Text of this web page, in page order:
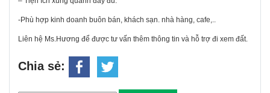
-Phù hợp kinh doanh buôn bán, khách sạn. nhà hàng, cafe,..
Liên hệ Ms.Hương để được tư vấn thêm thông tin và hỗ trợ đi xem đất.
Chia sẻ: